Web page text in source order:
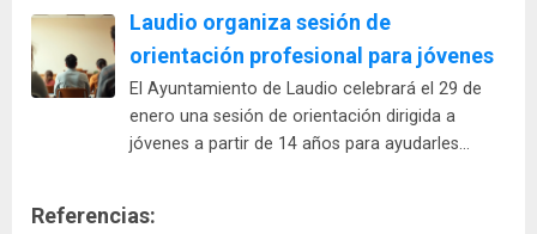
Laudio organiza sesión de
orientación profesional para jóvenes
El Ayuntamiento de Laudio celebrará el 29 de
enero una sesión de orientación dirigida a
jóvenes a partir de 14 años para ayudarles…
Referencias: